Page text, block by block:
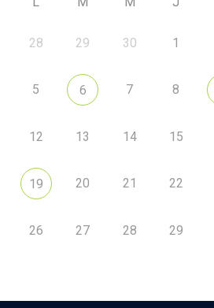
28 29 30 1
5 6 7 8
12 13 14 15
19 20 21 22
26 27 28 29